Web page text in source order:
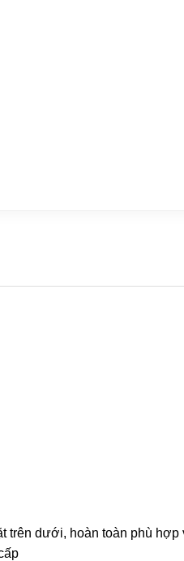
trên dưới, hoàn toàn phù hợp